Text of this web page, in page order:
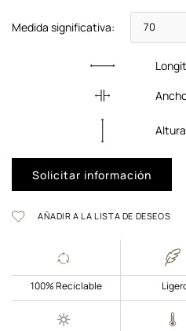
Medida significativa:
Solicitar información
AÑADIR A LA LISTA DE DESEOS
100% Reciclable